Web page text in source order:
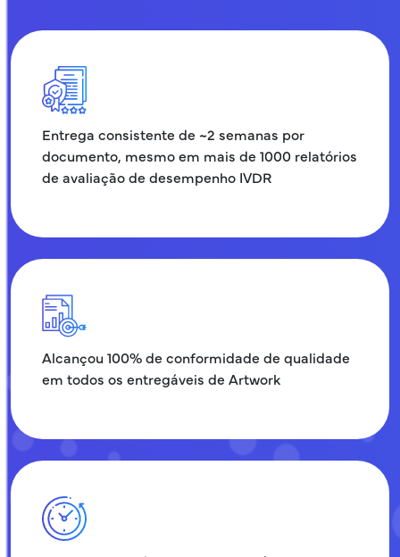
Entrega consistente de ~2 semanas por
documento, mesmo em mais de 1000 relatórios
de avaliação de desempenho IVDR
Alcançou 100% de conformidade de qualidade
em todos os entregáveis de Artwork